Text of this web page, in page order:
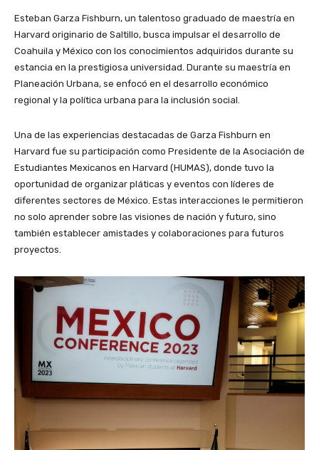
Esteban Garza Fishburn, un talentoso graduado de maestría en
Harvard originario de Saltillo, busca impulsar el desarrollo de
Coahuila y México con los conocimientos adquiridos durante su
estancia en la prestigiosa universidad. Durante su maestría en
Planeación Urbana, se enfocó en el desarrollo económico
regional y la política urbana para la inclusión social.
Una de las experiencias destacadas de Garza Fishburn en
Harvard fue su participación como Presidente de la Asociación de
Estudiantes Mexicanos en Harvard (HUMAS), donde tuvo la
oportunidad de organizar pláticas y eventos con líderes de
diferentes sectores de México. Estas interacciones le permitieron
no solo aprender sobre las visiones de nación y futuro, sino
también establecer amistades y colaboraciones para futuros
proyectos.